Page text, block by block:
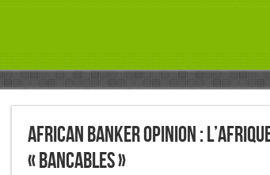
African Banker Opinion :
« bancables »